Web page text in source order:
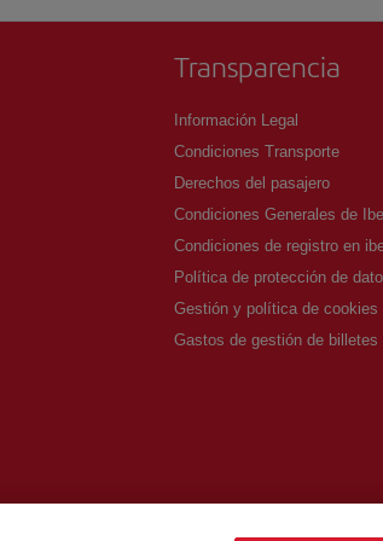
Transparencia
Información Legal
Condiciones Transporte
Derechos del pasajero
Condiciones Generales de
Condiciones de registro en
Política de protección de
Gestión y política de cookies
Gastos de gestión de billetes